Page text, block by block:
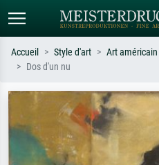
Recherchez par artiste, titre ou style –
ex. Monet, Nuit étoilée,
impressionnisme, vague de Hokusai,
Accueil Style d'art Art américain
Dos d'un nu